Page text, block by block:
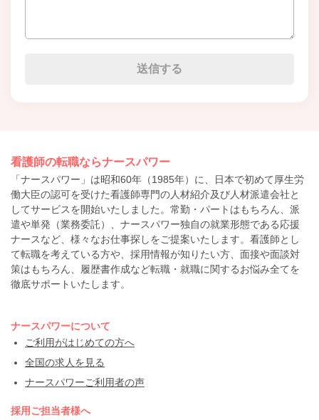
看護師の転職ならナースパワー
「ナースパワー」は昭和60年（1985年）に、日本で初めて厚生労
働大臣の認可を受けた看護師専門の人材紹介及び人材派遣会社と
してサービスを開始いたしました。常勤・パートはもちろん、派
遣や単発（業務委託）、ナースパワー独自の就業形態である応援
ナースなど、様々なお仕事探しをご提案いたします。看護師とし
て転職を考えている方や、採用情報が知りたい方、面接や面談対
策はもちろん、履歴書作成など転職・就職に関するお悩み全てを
徹底サポートいたします。
ナースパワーについて
ご利用がはじめての方へ
全国の求人を見る
ナースパワーご利用者の声
採用ご担当者様へ